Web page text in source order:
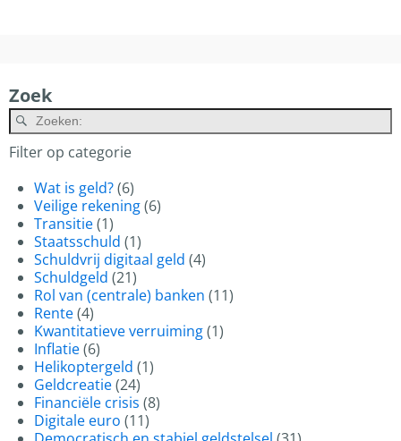
Zoek
Filter op categorie
Wat is geld?(6)
Veilige rekening(6)
Transitie(1)
Staatsschuld (1)
Schuldvrij digitaal geld (4)
Schuldgeld (21)
Rol van (centrale) banken (11)
Rente(4)
Kwantitatieve verruiming(1)
Inflatie(6)
Helikoptergeld (1)
Geldcreatie(24)
Financiële crisis (8)
Digitale euro (11)